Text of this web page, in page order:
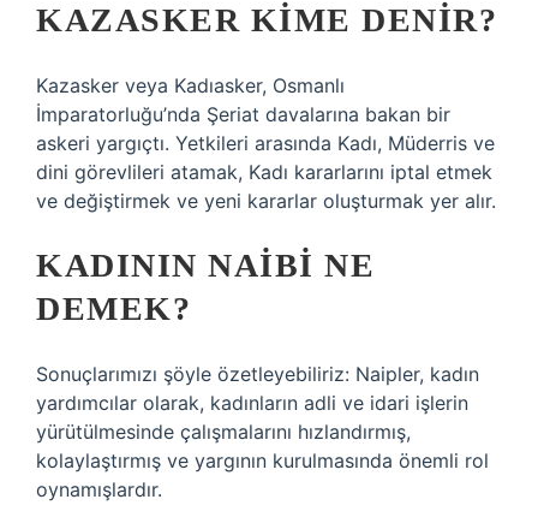
KAZASKER KIME DENIR?
Kazasker veya Kadıasker, Osmanlı
İmparatorluğu’nda Şeriat davalarına bakan bir
askeri yargıçtı. Yetkileri arasında Kadı, Müderris ve
dini görevlileri atamak, Kadı kararlarını iptal etmek
ve değiştirmek ve yeni kararlar oluşturmak yer alır.
KADININ NAIBI NE
DEMEK?
Sonuçlarımızı şöyle özetleyebiliriz: Naipler, kadın
yardımcılar olarak, kadınların adli ve idari işlerin
yürütülmesinde çalışmalarını hızlandırmış,
kolaylaştırmış ve yargının kurulmasında önemli rol
oynamışlardır.